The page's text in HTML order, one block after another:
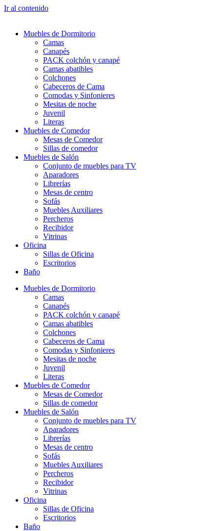
Ir al contenido
Muebles de Dormitorio
Camas
Canapés
PACK colchón y canapé
Camas abatibles
Colchones
Cabeceros de Cama
Comodas y Sinfonieres
Mesitas de noche
Juvenil
Literas
Muebles de Comedor
Mesas de Comedor
Sillas de comedor
Muebles de Salón
Conjunto de muebles para TV
Aparadores
Librerías
Mesas de centro
Sofás
Muebles Auxiliares
Percheros
Recibidor
Vitrinas
Oficina
Sillas de Oficina
Escritorios
Baño
Muebles de Dormitorio
Camas
Canapés
PACK colchón y canapé
Camas abatibles
Colchones
Cabeceros de Cama
Comodas y Sinfonieres
Mesitas de noche
Juvenil
Literas
Muebles de Comedor
Mesas de Comedor
Sillas de comedor
Muebles de Salón
Conjunto de muebles para TV
Aparadores
Librerías
Mesas de centro
Sofás
Muebles Auxiliares
Percheros
Recibidor
Vitrinas
Oficina
Sillas de Oficina
Escritorios
Baño